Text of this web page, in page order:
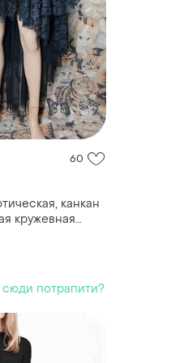
60
канкан
кружевная
сюди потрапити?